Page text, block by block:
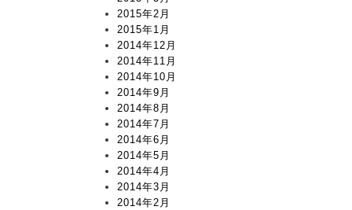
2015年2月
2015年1月
2014年12月
2014年11月
2014年10月
2014年9月
2014年8月
2014年7月
2014年6月
2014年5月
2014年4月
2014年3月
2014年2月